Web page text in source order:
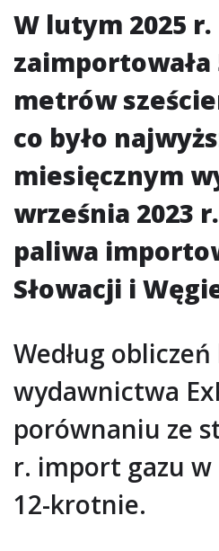
W lutym 2025
zaimportowała
metrów
co było
miesięcznym
września 2023
paliwa
Słowacji i
Według
wydawnictwa
porównaniu ze
r. import gazu w
12-krotnie.